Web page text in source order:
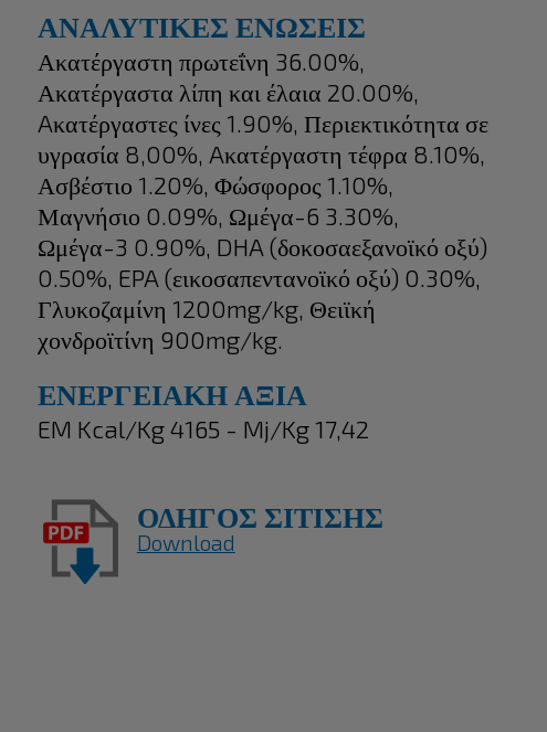
ΑΝΑΛΥΤΙΚΕΣ ΕΝΩΣΕΙΣ
Ακατέργαστη πρωτεΐνη 36.00%,
Ακατέργαστα λίπη και έλαια 20.00%,
Aκατέργαστες ίνες 1.90%, Περιεκτικότητα σε
υγρασία 8,00%, Aκατέργαστη τέφρα 8.10%,
Ασβέστιο 1.20%, Φώσφορος 1.10%,
Μαγνήσιο 0.09%, Ωμέγα-6 3.30%,
Ωμέγα-3 0.90%, DHA (δοκοσαεξανοϊκό οξύ)
0.50%, EPA (εικοσαπεντανοϊκό οξύ) 0.30%,
Γλυκοζαμίνη 1200mg/kg, Θειϊκή
χονδροϊτίνη 900mg/kg.
ΕΝΕΡΓΕΙΑΚΗ ΑΞΙΑ
EM Kcal/Kg 4165 - Mj/Kg 17,42
ΟΔΗΓΟΣ ΣΙΤΙΣΗΣ
Download